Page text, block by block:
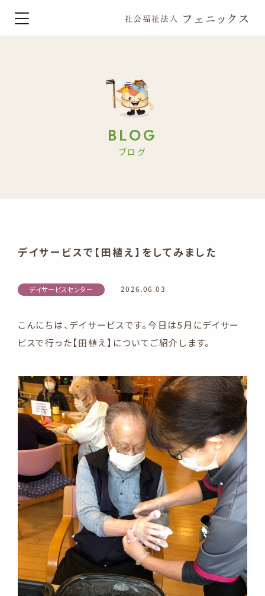
BLOG
ブログ
デイサービスで【田植え】をしてみました
デイサービスセンター 2026.06.03
こんにちは、デイサービスです。今日は5月にデイサー
ビスで行った【田植え】についてご紹介します。